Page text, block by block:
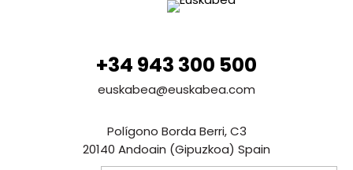
+34 943 300 500
euskabea@euskabea.com
Polígono Borda Berri, C3
20140 Andoain (Gipuzkoa) Spain